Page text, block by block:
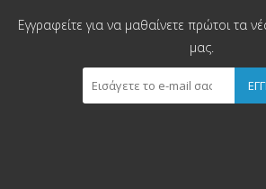
Εγγραφείτε για να μαθαίνετε πρώτοι τα
μας.